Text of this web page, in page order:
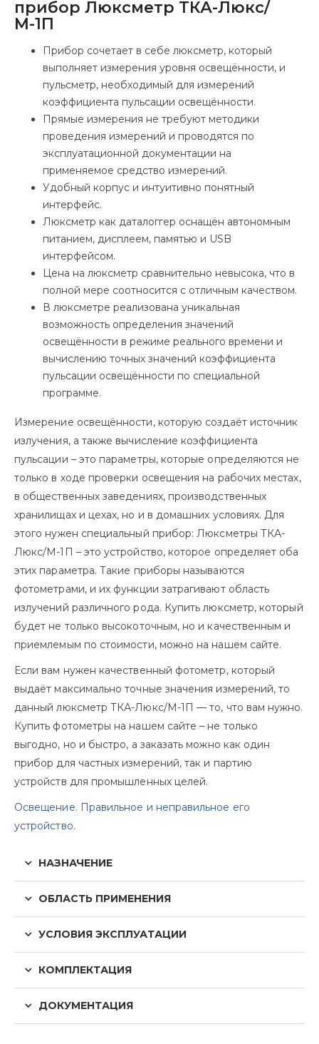
прибор Люксметр ТКА-Люкс/
М-1П
Прибор сочетает в себе люксметр, который
выполняет измерения уровня освещённости, и
пульсметр, необходимый для измерений
коэффициента пульсации освещённости.
Прямые измерения не требуют методики
проведения измерений и проводятся по
эксплуатационной документации на
применяемое средство измерений.
Удобный корпус и интуитивно понятный
интерфейс.
Люксметр как даталоггер оснащён автономным
питанием, дисплеем, памятью и USB
интерфейсом.
Цена на люксметр сравнительно невысока, что в
полной мере соотносится с отличным качеством.
В люксметре реализована уникальная
возможность определения значений
освещённости в режиме реального времени и
вычислению точных значений коэффициента
пульсации освещённости по специальной
программе.
Измерение освещённости, которую создаёт источник
излучения, а также вычисление коэффициента
пульсации – это параметры, которые определяются не
только в ходе проверки освещения на рабочих местах,
в общественных заведениях, производственных
хранилищах и цехах, но и в домашних условиях. Для
этого нужен специальный прибор: Люксметры ТКА-
Люкс/М-1П – это устройство, которое определяет оба
этих параметра. Такие приборы называются
фотометрами, и их функции затрагивают область
излучений различного рода. Купить люксметр, который
будет не только высокоточным, но и качественным и
приемлемым по стоимости, можно на нашем сайте.
Если вам нужен качественный фотометр, который
выдаёт максимально точные значения измерений, то
данный люксметр ТКА-Люкс/М-1П — то, что вам нужно.
Купить фотометры на нашем сайте – не только
выгодно, но и быстро, а заказать можно как один
прибор для частных измерений, так и партию
устройств для промышленных целей.
Освещение. Правильное и неправильное его
устройство.
НАЗНАЧЕНИЕ
ОБЛАСТЬ ПРИМЕНЕНИЯ
УСЛОВИЯ ЭКСПЛУАТАЦИИ
КОМПЛЕКТАЦИЯ
ДОКУМЕНТАЦИЯ